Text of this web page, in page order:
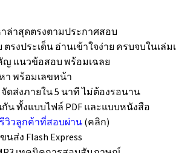
าล่าสุดตรงตามประกาศสอบ
ตรงประเด็น อ่านเข้าใจง่าย ครบจบในเล่ม
ญ แนวข้อสอบ พร้อมเฉลย
า พร้อมเลขหน้า
จัดส่งภายใน 5 นาที ไม่ต้องรอนาน
น ทั้งแบบไฟล์ PDF และแบบหนังสือ
รีวิวลูกค้าที่สอบผ่าน (คลิก)
ส่ง Flash Express